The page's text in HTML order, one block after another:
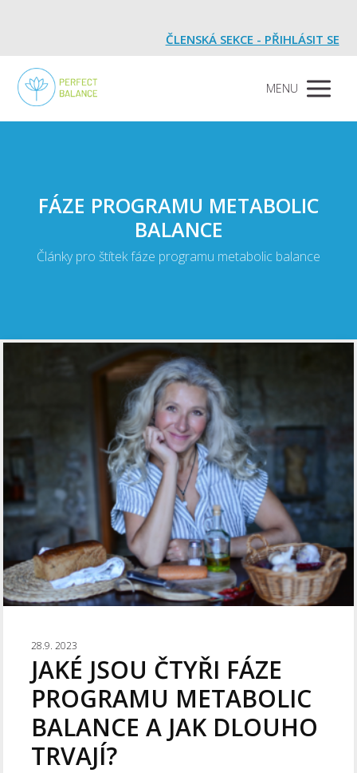
ČLENSKÁ SEKCE - PŘIHLÁSIT SE
MENU
FÁZE PROGRAMU METABOLIC
BALANCE
Články pro štítek fáze programu metabolic balance
28.9. 2023
JAKÉ JSOU ČTYŘI FÁZE
PROGRAMU METABOLIC
BALANCE A JAK DLOUHO
TRVAJÍ?